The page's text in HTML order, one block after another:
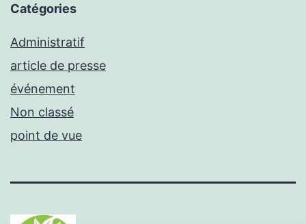
Catégories
Administratif
article de presse
événement
Non classé
point de vue